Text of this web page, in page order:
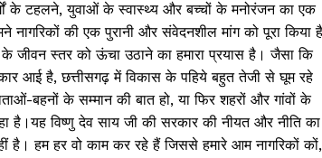
के टहलने, युवाओं के स्वास्थ्य और बच्चों के मनोरंजन का एक
नागरिकों की एक पुरानी और संवेदनशील मांग को पूरा किया
के जीवन स्तर को ऊंचा उठाने का हमारा प्रयास है। जैसा कि
आई है, छत्तीसगढ़ में विकास के पहिये बहुत तेजी से घूम रहे
बहनों के सम्मान की बात हो, या फिर शहरों और गांवों के
है।यह विष्णु देव साय जी की सरकार की नीयत और नीति का
है। हम हर वो काम कर रहे हैं जिससे हमारे आम नागरिकों कों,